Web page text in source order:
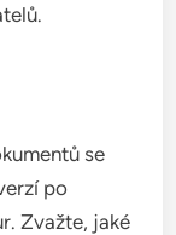
se
po
Zvažte, jaké